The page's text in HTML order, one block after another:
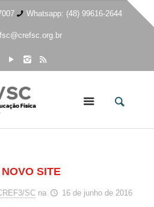
Whatsapp: (48) 99616-2644
SITE
SC na 16 de junho de 2016